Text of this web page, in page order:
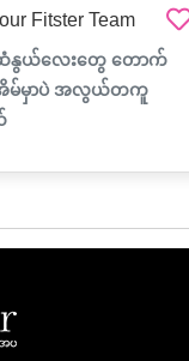
Fitster Team
နွယ်လေးတွေ တောက်
အိမ်မှာပဲ အလွယ်တကူ